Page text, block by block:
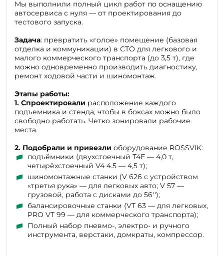
тестового запуска.
Задача: превратить «голое» помещение (базовая
отделка и коммуникации) в СТО для легкового и
малого коммерческого транспорта (до 3,5 т), где
можно одновременно производить диагностику,
ремонт ходовой части и шиномонтаж.
Этапы работы:
1.
подъемника и стенда, чтобы в боксах можно было
свободно работать. Четко зонировали рабочие
места.
2. Подобрали и привезли
оборудование ROSSVIK:
четырёхстоечный V4 4.5 — 4,5 т);
шиномонтажные станки (V 626 с устройством
«третья рука» — для легковых авто; V 57 —
грузовой, работа с дисками до 56′′);
балансировочные станки (VT 63 — для легковых,
PRO VT 99 — для коммерческого транспорта);
Полный набор пневмо-, электро- и ручного
инструмента, верстаки, домкраты, компрессор.